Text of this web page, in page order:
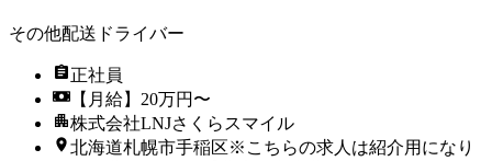
その他配送ドライバー
正社員
【月給】20万円〜
株式会社LNJさくらスマイル
北海道札幌市手稲区※こちらの求人は紹介用になり